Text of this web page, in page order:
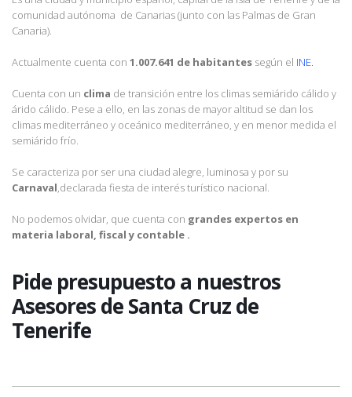
comunidad autónoma de Canarias (junto con las Palmas de Gran
Canaria).
Actualmente cuenta con 1.007.641 de habitantes según el INE.
Cuenta con un clima de transición entre los climas semiárido cálido y
árido cálido. Pese a ello, en las zonas de mayor altitud se dan los
climas mediterráneo y oceánico mediterráneo, y en menor medida el
semiárido frío.
Se caracteriza por ser una ciudad alegre, luminosa y por su
Carnaval,declarada fiesta de interés turístico nacional.
No podemos olvidar, que cuenta con grandes expertos en
materia laboral, fiscal y contable .
Pide presupuesto a nuestros
Asesores deSanta Cruz de
Tenerife